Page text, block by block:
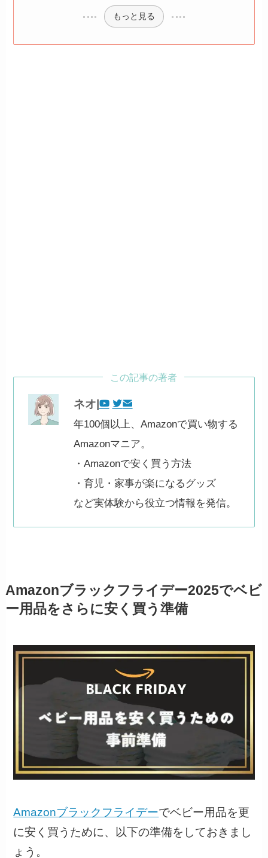
もっと見る
この記事の著者
ネオ|
年100個以上、Amazonで買い物する
Amazonマニア。
・Amazonで安く買う方法
・育児・家事が楽になるグッズ
など実体験から役立つ情報を発信。
Amazonブラックフライデー2025でベビ
ー用品をさらに安く買う準備
Amazonブラックフライデーでベビー用品を更
に安く買うために、以下の準備をしておきまし
ょう。